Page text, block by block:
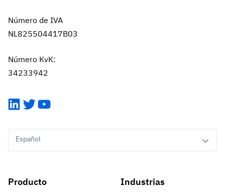
Número de IVA
NL825504417B03
Número KvK:
34233942
LinkedIn
TwitterYouTube
Español
Producto Industrias